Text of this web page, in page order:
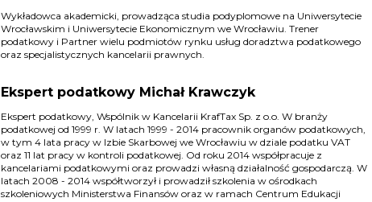
Wykładowca akademicki, prowadząca studia podyplomowe na Uniwersytecie
Wrocławskim i Uniwersytecie Ekonomicznym we Wrocławiu. Trener
podatkowy i Partner wielu podmiotów rynku usług doradztwa podatkowego
oraz specjalistycznych kancelarii prawnych.
Ekspert podatkowy Michał Krawczyk
Ekspert podatkowy, Wspólnik w Kancelarii KrafTax Sp. z o.o. W branży
podatkowej od 1999 r. W latach 1999 - 2014 pracownik organów podatkowych,
w tym 4 lata pracy w Izbie Skarbowej we Wrocławiu w dziale podatku VAT
oraz 11 lat pracy w kontroli podatkowej. Od roku 2014 współpracuje z
kancelariami podatkowymi oraz prowadzi własną działalność gospodarczą. W
latach 2008 - 2014 współtworzył i prowadził szkolenia w ośrodkach
szkoleniowych Ministerstwa Finansów oraz w ramach Centrum Edukacji